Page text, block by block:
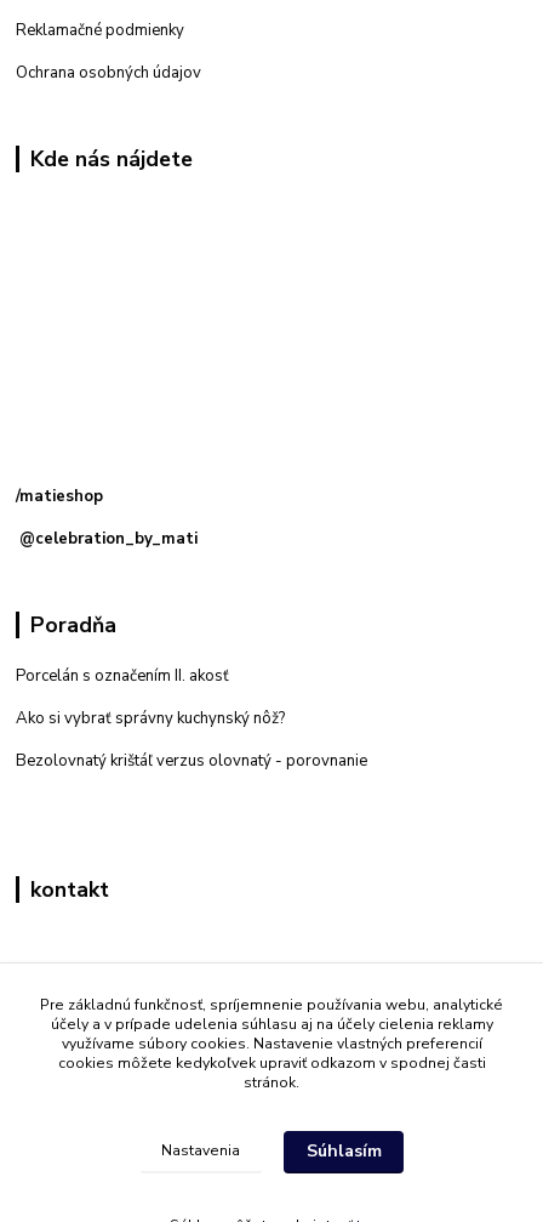
Reklamačné podmienky
Ochrana osobných údajov
Kde nás nájdete
/matieshop
@celebration_by_mati
Poradňa
Porcelán s označením II. akosť
Ako si vybrať správny kuchynský nôž?
Bezolovnatý krištáľ verzus olovnatý - porovnanie
kontakt
+421 908 861 051
(Po - Pia 7:30-15:30)
info@mati.sk
Pre základnú funkčnosť, spríjemnenie používania webu, analytické
účely a v prípade udelenia súhlasu aj na účely cielenia reklamy
využívame súbory cookies. Nastavenie vlastných preferencií
cookies môžete kedykoľvek upraviť odkazom v spodnej časti
stránok.
Nastavenia Súhlasím